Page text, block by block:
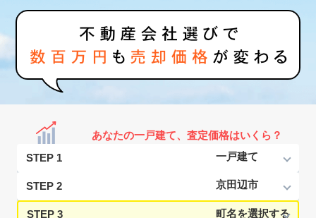
あなたの一戸建て、査定価格はいくら？
STEP 1
STEP 2
STEP 3
家査定シミュレーター
お問い合わせ